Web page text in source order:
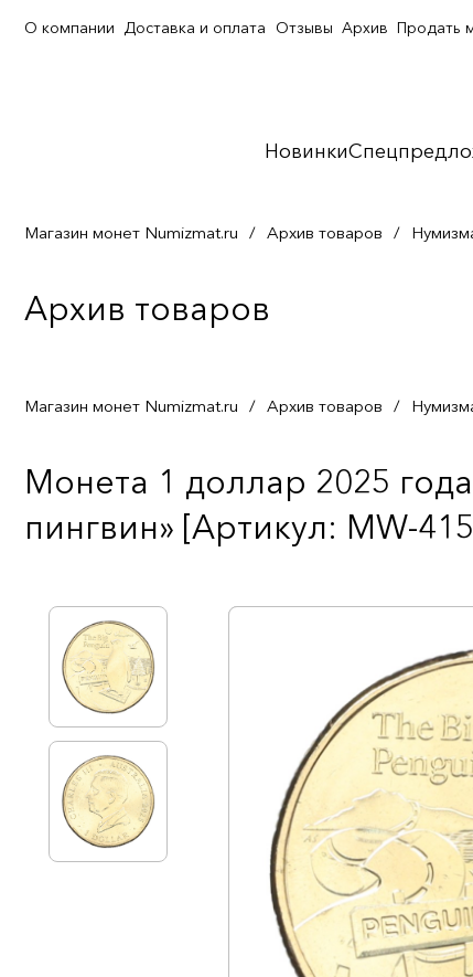
Новинки
О компании Доставка и оплата Отзывы Архив Продать
Магазин монет Numizmat.ru / Архив товаров /
Архив товаров
Магазин монет Numizmat.ru / Архив товаров /
Монета 1 доллар 2025
пингвин» [Артикул: MW-